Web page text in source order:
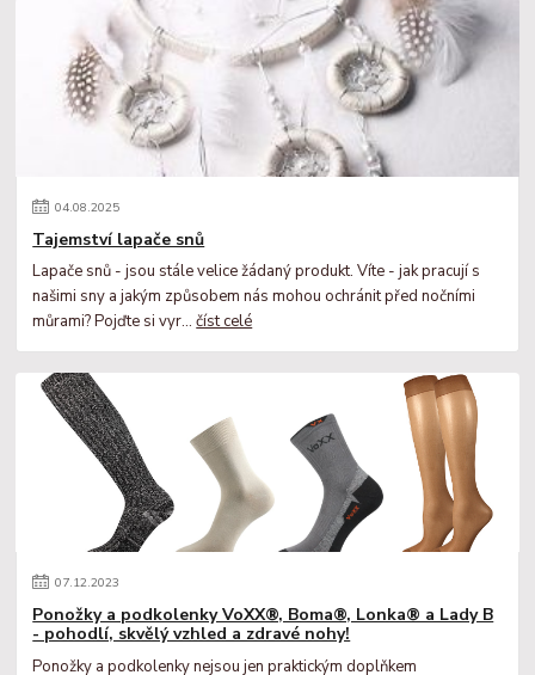
04.08.2025
Tajemství lapače snů
Lapače snů - jsou stále velice žádaný produkt. Víte - jak pracují s
našimi sny a jakým způsobem nás mohou ochránit před nočními
můrami? Pojďte si vyr...číst celé
07.12.2023
Ponožky a podkolenky VoXX®, Boma®, Lonka® a Lady B
- pohodlí, skvělý vzhled a zdravé nohy!
Ponožky a podkolenky nejsou jen praktickým doplňkem